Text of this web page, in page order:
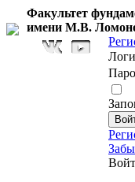
Факультет
имени М.В.